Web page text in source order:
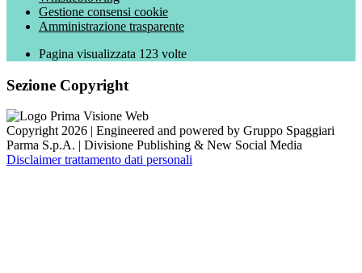
Gestione consensi cookie
Amministrazione trasparente
Pagina visualizzata 123 volte
Sezione Copyright
Copyright 2026 | Engineered and powered by Gruppo Spaggiari
Parma S.p.A. | Divisione Publishing & New Social Media
Disclaimer trattamento dati personali